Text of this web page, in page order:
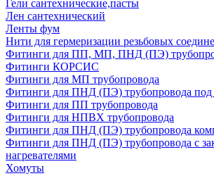
Гели сантехнические,пасты
Лен сантехнический
Ленты фум
Нити для гермеризации резьбовых
Фитинги для ПП, МП, ПНД (ПЭ)
Фитинги КОРСИС
Фитинги для МП трубопровода
Фитинги для ПНД (ПЭ) трубопровода под
Фитинги для ПП трубопровода
Фитинги для НПВХ трубопровода
Фитинги для ПНД (ПЭ) трубопровода
Фитинги для ПНД (ПЭ) трубопровода с
нагревателями
Хомуты